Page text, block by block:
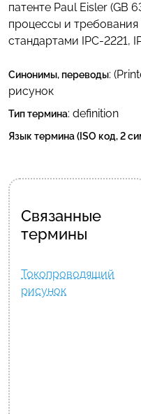
патенте Paul Eisler (GB
процессы и требования
стандартами IPC-2221,
Синонимы, переводы:
рисунок
Тип термина: definition
Язык термина (ISO код, 2
Связанные
термины
Токопроводящий
рисунок